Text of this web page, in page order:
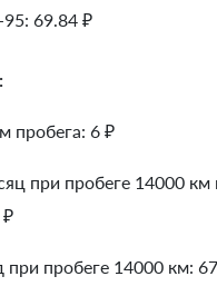
69.84 ₽
пробега: 6 ₽
при пробеге 14000 км
₽
при пробеге 14000 км: